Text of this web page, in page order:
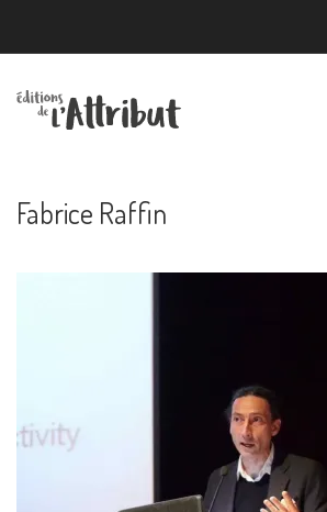
Fabrice Raffin